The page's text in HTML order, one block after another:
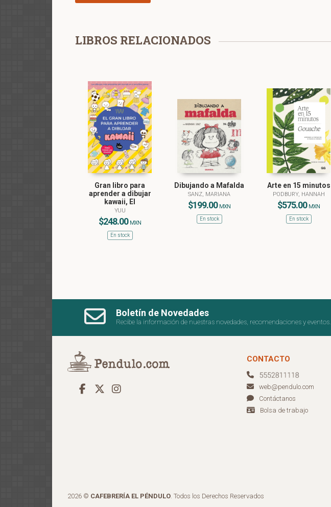
LIBROS RELACIONADOS
Gran libro para
aprender a dibujar
kawaii, El
YUU
$248.00 MXN
En stock
Dibujando a Mafalda
SANZ, MARIANA
$199.00 MXN
En stock
Arte en 15 minutos
PODBURY, HANNAH
$575.00 MXN
En stock
Boletín de Novedades
Recibe la información de nuestras novedades, recomendaciones y eventos.
CONTACTO
web@pendulo.com
Contáctanos
Bolsa de trabajo
2026 © CAFEBRERÍA EL PÉNDULO . Todos los Derechos Reservados